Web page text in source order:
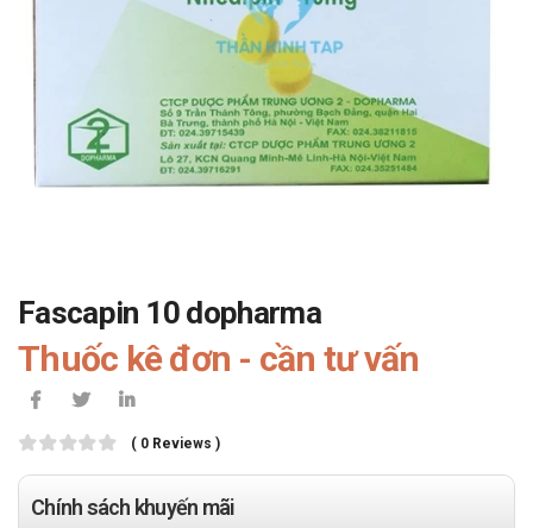
Fascapin 10 dopharma
Thuốc kê đơn - cần tư vấn
( 0 Reviews )
Chính sách khuyến mãi